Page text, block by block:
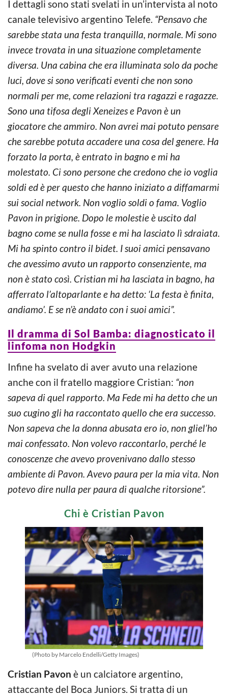
I dettagli sono stati svelati in un’intervista al noto
canale televisivo argentino Telefe. “Pensavo che
sarebbe stata una festa tranquilla, normale. Mi sono
invece trovata in una situazione completamente
diversa. Una cabina che era illuminata solo da poche
luci, dove si sono verificati eventi che non sono
normali per me, come relazioni tra ragazzi e ragazze.
Sono una tifosa degli Xeneizes e Pavon è un
giocatore che ammiro. Non avrei mai potuto pensare
che sarebbe potuta accadere una cosa del genere. Ha
forzato la porta, è entrato in bagno e mi ha
molestato. Ci sono persone che credono che io voglia
soldi ed è per questo che hanno iniziato a diffamarmi
sui social network. Non voglio soldi o fama. Voglio
Pavon in prigione. Dopo le molestie è uscito dal
bagno come se nulla fosse e mi ha lasciato lì sdraiata.
Mi ha spinto contro il bidet. I suoi amici pensavano
che avessimo avuto un rapporto consenziente, ma
non è stato così. Cristian mi ha lasciata in bagno, ha
afferrato l’altoparlante e ha detto: ‘La festa è finita,
andiamo’. E se n’è andato con i suoi amici”.
Il dramma di Sol Bamba: diagnosticato il
linfoma non Hodgkin
Infine ha svelato di aver avuto una relazione
anche con il fratello maggiore Cristian: “non
sapeva di quel rapporto. Ma Fede mi ha detto che un
suo cugino gli ha raccontato quello che era successo.
Non sapeva che la donna abusata ero io, non gliel’ho
mai confessato. Non volevo raccontarlo, perché le
conoscenze che avevo provenivano dallo stesso
ambiente di Pavon. Avevo paura per la mia vita. Non
potevo dire nulla per paura di qualche ritorsione”.
Chi è Cristian Pavon
(Photo by Marcelo Endelli/Getty Images)
Cristian Pavon è un calciatore argentino,
attaccante del Boca Juniors. Si tratta di un